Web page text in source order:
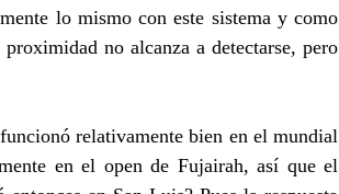
lo mismo con este sistema y como
no alcanza a detectarse, pero
relativamente bien en el mundial
en el open de Fujairah, así que el